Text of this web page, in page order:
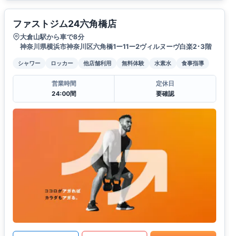
ファストジム24六角橋店
大倉山駅から車で8分
神奈川県横浜市神奈川区六角橋1ー11ー2ヴィルヌーヴ白楽2･3階
シャワー ロッカー 他店舗利用 無料体験 水素水 食事指導
営業時間
24:00間
定休日
要確認